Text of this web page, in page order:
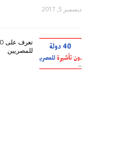
ديسمبر 5, 2017
للمصريين